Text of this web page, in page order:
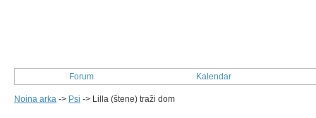
Forum Kalendar
Noina arka -> Psi -> Lilla (štene) traži dom